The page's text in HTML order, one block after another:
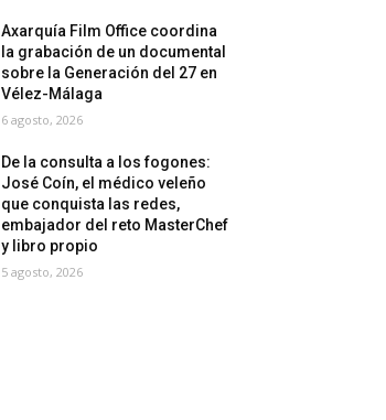
Axarquía Film Office coordina
la grabación de un documental
sobre la Generación del 27 en
Vélez-Málaga
6 agosto, 2026
De la consulta a los fogones:
José Coín, el médico veleño
que conquista las redes,
embajador del reto MasterChef
y libro propio
5 agosto, 2026